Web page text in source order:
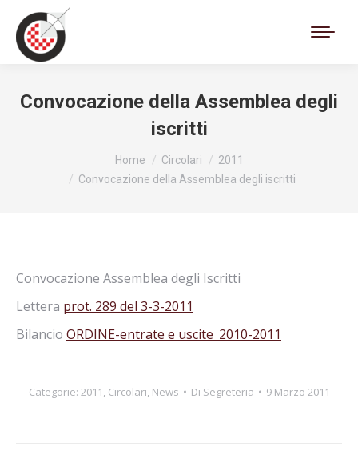
Convocazione della Assemblea degli
iscritti
Home Circolari
2011
Convocazione della Assemblea degli iscritti
Convocazione Assemblea degli Iscritti
Lettera prot. 289 del 3-3-2011
Bilancio ORDINE-entrate e uscite_2010-2011
Categorie: 2011, Circolari, News Di Segreteria 9 Marzo 2011